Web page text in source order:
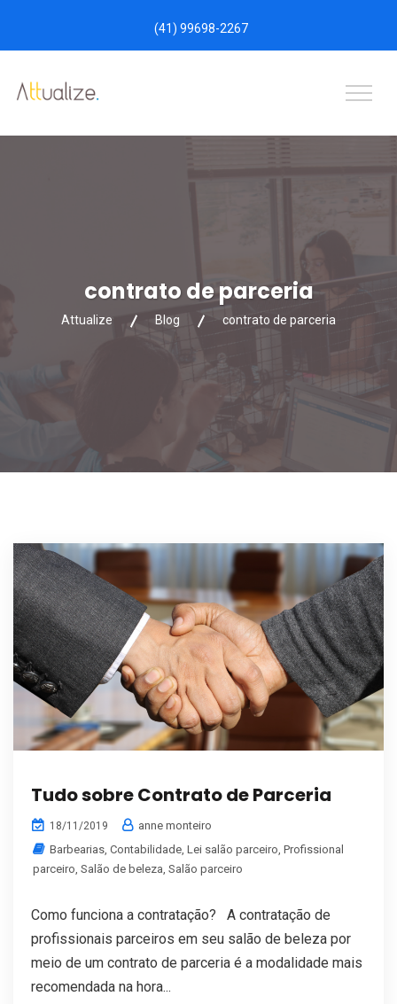
(41) 99698-2267
contrato de parceria
Attualize Blog contrato de parceria
Tudo sobre Contrato de Parceria
18/11/2019
anne monteiro
Barbearias Contabilidade Lei salão parceiro Profissional
parceiro Salão de beleza Salão parceiro
Como funciona a contratação? A contratação de
profissionais parceiros em seu salão de beleza por
meio de um contrato de parceria é a modalidade mais
recomendada na hora...